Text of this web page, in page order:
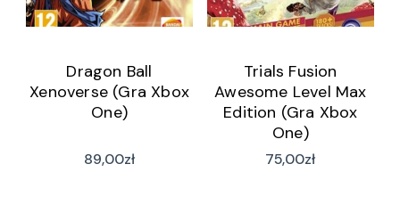
Dragon Ball
Xenoverse (Gra Xbox
One)
89,00zł
Trials Fusion
Awesome Level Max
Edition (Gra Xbox
One)
75,00zł